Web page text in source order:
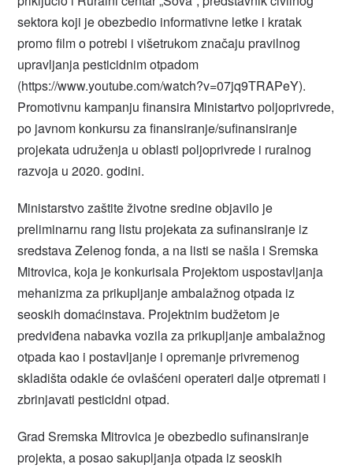
sektora koji je obezbedio informativne letke i kratak
promo film o potrebi i višetrukom značaju pravilnog
upravljanja pesticidnim otpadom
(https://www.youtube.com/watch?v=07jq9TRAPeY).
Promotivnu kampanju finansira Ministartvo poljoprivrede,
po javnom konkursu za finansiranje/sufinansiranje
projekata udruženja u oblasti poljoprivrede i ruralnog
razvoja u 2020. godini.
Ministarstvo zaštite životne sredine objavilo je
preliminarnu rang listu projekata za sufinansiranje iz
sredstava Zelenog fonda, a na listi se našla i Sremska
Mitrovica, koja je konkurisala Projektom uspostavljanja
mehanizma za prikupljanje ambalažnog otpada iz
seoskih domaćinstava. Projektnim budžetom je
predviđena nabavka vozila za prikupljanje ambalažnog
otpada kao i postavljanje i opremanje privremenog
skladišta odakle će ovlašćeni operateri dalje otpremati i
zbrinjavati pesticidni otpad.
Grad Sremska Mitrovica je obezbedio sufinansiranje
projekta, a posao sakupljanja otpada iz seoskih